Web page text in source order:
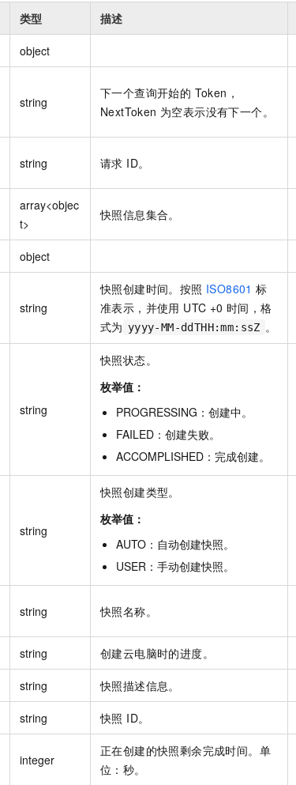
类型 描述
object
string
下一个查询开始的 Token，
NextToken 为空表示没有下一个。
string 请求 ID。
array<objec
t>
快照信息集合。
object
string
快照创建时间。按照 ISO8601 标
准表示，并使用 UTC +0 时间，格
式为 yyyy-MM-ddTHH:mm:ssZ 。
string
快照状态。
枚举值：
PROGRESSING ： 创建中。
FAILED ： 创建失败。
ACCOMPLISHED ： 完成创建。
string
快照创建类型。
枚举值：
AUTO ： 自动创建快照。
USER ： 手动创建快照。
string 快照名称。
string 创建云电脑时的进度。
string 快照描述信息。
string 快照 ID。
integer
正在创建的快照剩余完成时间。单
位：秒。